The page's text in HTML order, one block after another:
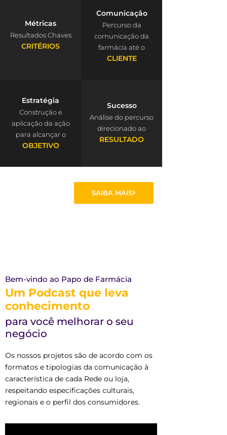
Métricas
Resultados Chaves
CRITÉRIOS
Comunicação
Percurso da
comunicação da
farmácia até o
CLIENTE
Estratégia
Construção e
aplicação da ação
para alcançar o
OBJETIVO
Sucesso
Análise do percurso
direcionado ao
RESULTADO
SAIBA MAIS
Bem-vindo ao Papo de Farmácia
Um Podcast que leva
conhecimento
para você melhorar o seu
negócio
Os nossos projetos são de acordo com os
formatos e tipologias da comunicação à
característica de cada Rede ou loja,
respeitando especificações culturais,
regionais e o perfil dos consumidores.